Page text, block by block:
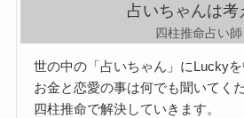
占いちゃんは考
四柱推命占い師
世の中の「占いちゃん」にLucky
お金と恋愛の事は何でも聞いてくだ
四柱推命で解決していきます。